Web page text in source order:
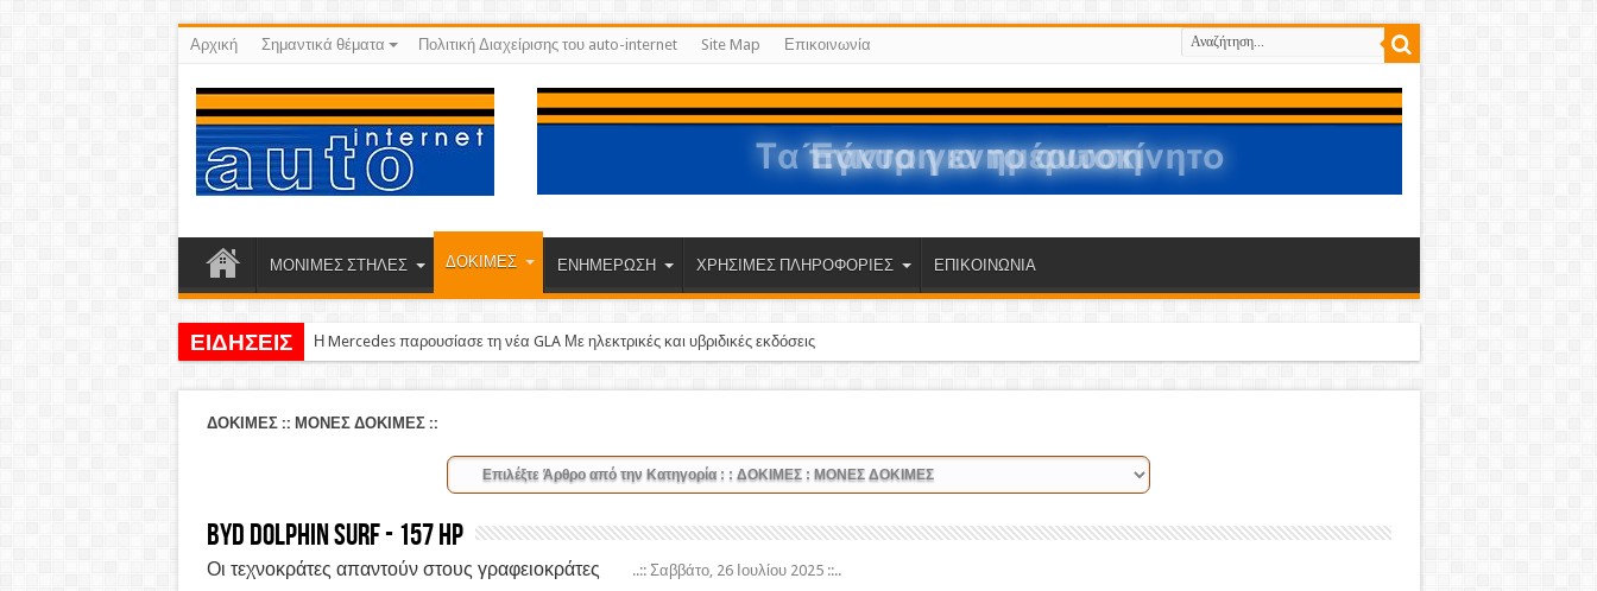
Αρχική Σημαντικά θέματα Πολιτική Διαχείρισης του auto-internet Site Map Επικοινωνία
ΜΟΝΙΜΕΣ ΣΤΗΛΕΣ ΔΟΚΙΜΕΣ ΕΝΗΜΕΡΩΣΗ ΧΡΗΣΙΜΕΣ ΠΛΗΡΟΦΟΡΙΕΣ ΕΠΙΚΟΙΝΩΝΙΑ
ΕΙΔΗΣΕΙΣ Η Mercedes παρουσίασε τη νέα GLA Με ηλεκτρικές και υβριδικές εκδόσεις
ΔΟΚΙΜΕΣ:: ΜΟΝΕΣ ΔΟΚΙΜΕΣ::
BYD Dolphin Surf - 157 HP
Οι τεχνοκράτες απαντούν στους γραφειοκράτες ..:: Σαββάτο, 26 Ιουλίου 2025 ::..